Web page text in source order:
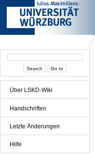
Über LSKD-Wiki
Handschriften
Letzte Änderungen
Hilfe